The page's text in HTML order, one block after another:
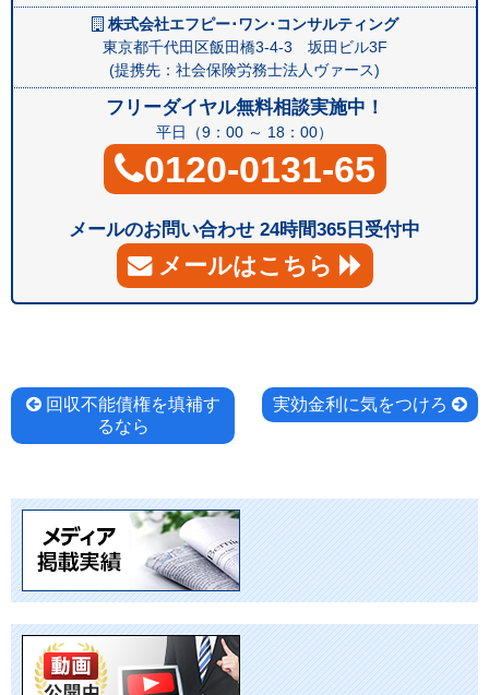
株式会社エフピー･ワン･コンサルティング
東京都千代田区飯田橋3-4-3 坂田ビル3F
(提携先：社会保険労務士法人ヴァース)
フリーダイヤル無料相談実施中！
平日（9：00 ～ 18：00）
0120-0131-65
メールのお問い合わせ 24時間365日受付中
メールはこちら
投
ナ
ゲ
回収不能債権を填補す
るなら
実効金利に気をつけろ